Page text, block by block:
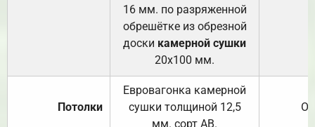
16 мм. по разряженной
обрешётке из обрезной
доски камерной сушки
20х100 мм.
Потолки
Евровагонка камерной
сушки толщиной 12,5
мм. сорт АВ.